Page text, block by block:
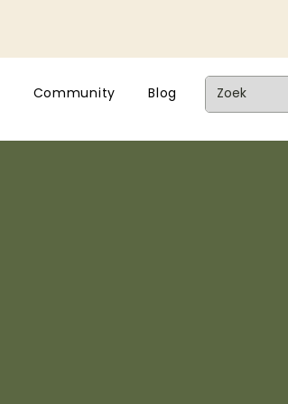
Community Blog